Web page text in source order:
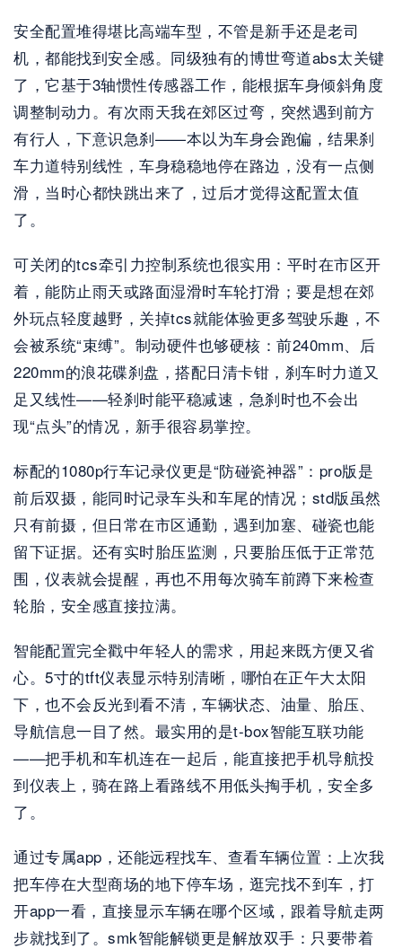
安全配置堆得堪比高端车型，不管是新手还是老司
机，都能找到安全感。同级独有的博世弯道abs太关键
了，它基于3轴惯性传感器工作，能根据车身倾斜角度
调整制动力。有次雨天我在郊区过弯，突然遇到前方
有行人，下意识急刹——本以为车身会跑偏，结果刹
车力道特别线性，车身稳稳地停在路边，没有一点侧
滑，当时心都快跳出来了，过后才觉得这配置太值
了。
可关闭的tcs牵引力控制系统也很实用：平时在市区开
着，能防止雨天或路面湿滑时车轮打滑；要是想在郊
外玩点轻度越野，关掉tcs就能体验更多驾驶乐趣，不
会被系统“束缚”。制动硬件也够硬核：前240mm、后
220mm的浪花碟刹盘，搭配日清卡钳，刹车时力道又
足又线性——轻刹时能平稳减速，急刹时也不会出
现“点头”的情况，新手很容易掌控。
标配的1080p行车记录仪更是“防碰瓷神器”：pro版是
前后双摄，能同时记录车头和车尾的情况；std版虽然
只有前摄，但日常在市区通勤，遇到加塞、碰瓷也能
留下证据。还有实时胎压监测，只要胎压低于正常范
围，仪表就会提醒，再也不用每次骑车前蹲下来检查
轮胎，安全感直接拉满。
智能配置完全戳中年轻人的需求，用起来既方便又省
心。5寸的tft仪表显示特别清晰，哪怕在正午大太阳
下，也不会反光到看不清，车辆状态、油量、胎压、
导航信息一目了然。最实用的是t-box智能互联功能
——把手机和车机连在一起后，能直接把手机导航投
到仪表上，骑在路上看路线不用低头掏手机，安全多
了。
通过专属app，还能远程找车、查看车辆位置：上次我
把车停在大型商场的地下停车场，逛完找不到车，打
开app一看，直接显示车辆在哪个区域，跟着导航走两
步就找到了。smk智能解锁更是解放双手：只要带着